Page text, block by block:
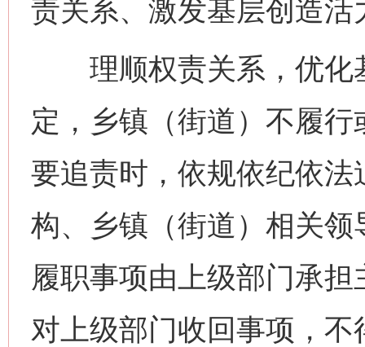
责关系、激发基层创造活
理顺权责关系，优化
定，乡镇（街道）不履
要追责时，依规依纪依
构、乡镇（街道）相关
履职事项由上级部门承
对上级部门收回事项，